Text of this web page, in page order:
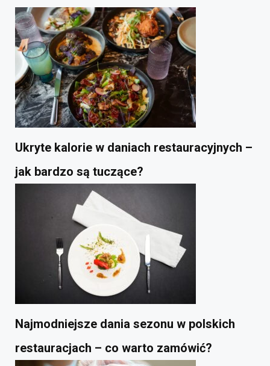
Ukryte kalorie w daniach restauracyjnych –
jak bardzo są tuczące?
Najmodniejsze dania sezonu w polskich
restauracjach – co warto zamówić?